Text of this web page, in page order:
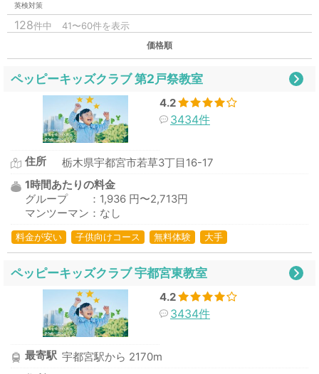
英検対策
128件中 41〜60件を表示
価格順
ペッピーキッズクラブ 第2戸祭教室
4.2
3434件
住所
栃木県宇都宮市若草3丁目16-17
1時間あたりの料金
グループ ：1,936 円〜2,713円
マンツーマン：なし
料金が安い 子供向けコース 無料体験 大手
ペッピーキッズクラブ 宇都宮東教室
4.2
3434件
最寄駅 宇都宮駅から 2170m